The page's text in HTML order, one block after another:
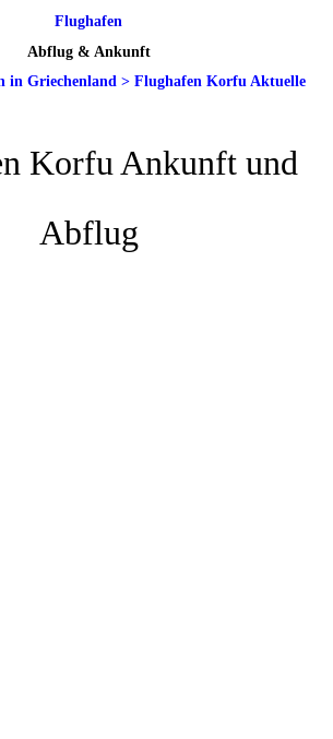
Flughafen
Abflug & Ankunft
in Griechenland > Flughafen Korfu Aktuelle
Korfu Ankunft und
Abflug